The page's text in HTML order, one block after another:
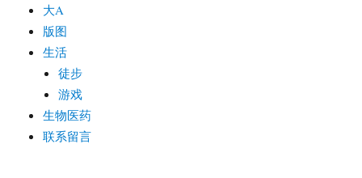
大A
版图
生活
徒步
游戏
生物医药
联系留言